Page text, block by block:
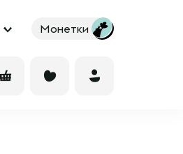
Монетки